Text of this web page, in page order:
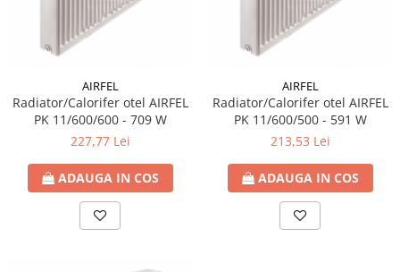
Radiatoare aluminiu OSCAR
Radiatoare CONDOR
Calorifere decorative
Boilere si Puffere
Boilere electrice
Boilere termoelectrice
Accesorii Boilere Tesy
AIRFEL
Radiator/Calorifer otel AIRFEL
PK 11/600/600 - 709 W
227,77 Lei
ADAUGA IN COS
AIRFEL
Radiator/Calorifer otel AIRFEL
PK 11/600/500 - 591 W
213,53 Lei
ADAUGA IN COS